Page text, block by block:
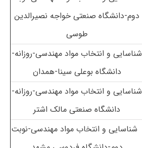
دوم-دانشگاه صنعتی خواجه نصیرالدین
طوسی
شناسایی و انتخاب مواد مهندسی-روزانه-
دانشگاه بوعلی سینا-همدان
شناسایی و انتخاب مواد مهندسی-روزانه-
دانشگاه صنعتی مالک اشتر
شناسایی و انتخاب مواد مهندسی-نوبت